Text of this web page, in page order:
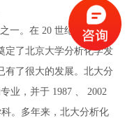
一。在 20 世纪 50 年
定了北京大学分析化学发
有了很大的发展。北大分
业，并于 1987 、 2002
。多年来，北大分析化